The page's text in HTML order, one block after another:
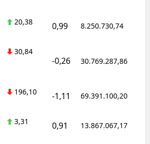
20,38 0,99 8.250.730,74
30,84
-0,26 30.769.287,86
196,10 -1,11 69.391.100,20
3,31 0,91 13.867.067,17